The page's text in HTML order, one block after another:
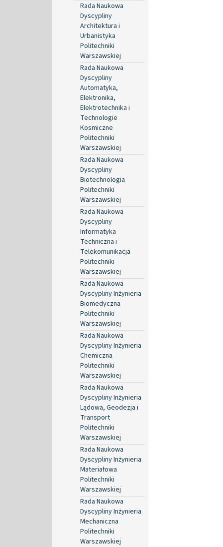
Rada Naukowa
Dyscypliny
Architektura i
Urbanistyka
Politechniki
Warszawskiej
Rada Naukowa
Dyscypliny
Automatyka,
Elektronika,
Elektrotechnika i
Technologie
Kosmiczne
Politechniki
Warszawskiej
Rada Naukowa
Dyscypliny
Biotechnologia
Politechniki
Warszawskiej
Rada Naukowa
Dyscypliny
Informatyka
Techniczna i
Telekomunikacja
Politechniki
Warszawskiej
Rada Naukowa
Dyscypliny Inżynieria
Biomedyczna
Politechniki
Warszawskiej
Rada Naukowa
Dyscypliny Inżynieria
Chemiczna
Politechniki
Warszawskiej
Rada Naukowa
Dyscypliny Inżynieria
Lądowa, Geodezja i
Transport
Politechniki
Warszawskiej
Rada Naukowa
Dyscypliny Inżynieria
Materiałowa
Politechniki
Warszawskiej
Rada Naukowa
Dyscypliny Inżynieria
Mechaniczna
Politechniki
Warszawskiej